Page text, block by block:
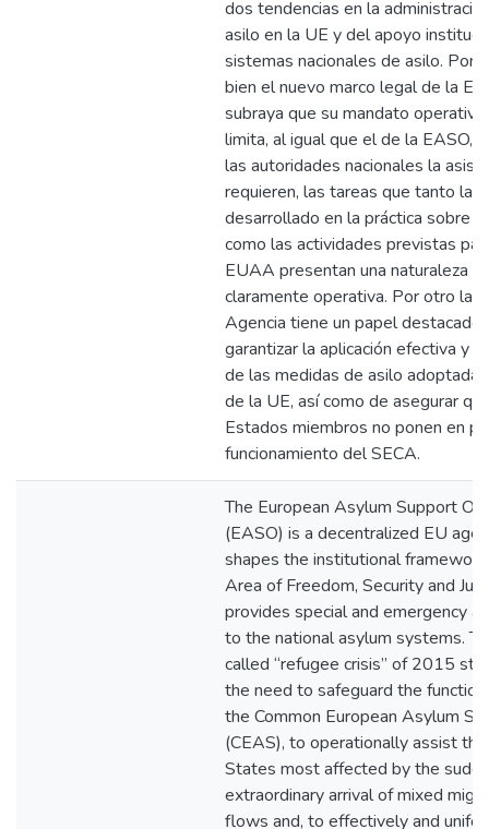
dos tendencias en la
asilo en la UE y del apoyo
sistemas nacionales de asilo. Por
bien el nuevo marco legal de la
subraya que su mandato
limita, al igual que el de la EASO,
las autoridades nacionales la
requieren, las tareas que tanto la
desarrollado en la práctica sobre
como las actividades previstas
EUAA presentan una naturaleza
claramente operativa. Por otro
Agencia tiene un papel destacado
garantizar la aplicación efectiva y
de las medidas de asilo
de la UE, así como de asegurar
Estados miembros no ponen en
funcionamiento del SECA.
The European Asylum Support
(EASO) is a decentralized EU
shapes the institutional
Area of Freedom, Security and
provides special and emergency
to the national asylum systems.
called “refugee crisis” of 2015
the need to safeguard the
the Common European Asylum
(CEAS), to operationally assist
States most affected by the
extraordinary arrival of mixed
flows and, to effectively and